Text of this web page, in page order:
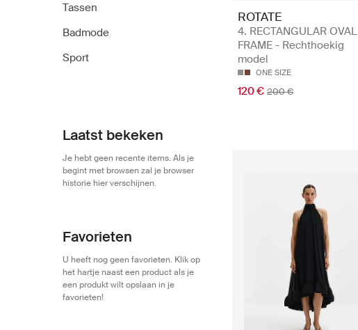
Tassen
Badmode
Sport
Laatst bekeken
Je hebt geen recente items. Als je
begint met browsen zal je browser
historie hier verschijnen.
Favorieten
U heeft nog geen favorieten. Klik op
het hartje naast een product als je
een produkt wilt opslaan in je
favorieten!
ROTATE
4. RECTANGULAR OVAL
FRAME - Rechthoekig
model
ONE SIZE
120 € 200 €